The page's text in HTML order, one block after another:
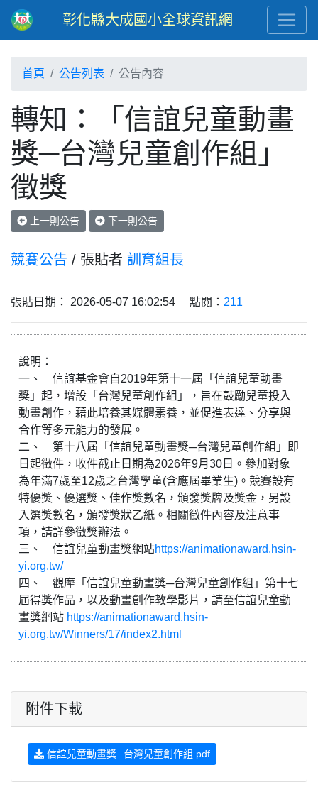
彰化縣大成國小全球資訊網
首頁 公告列表 公告內容
轉知：「信誼兒童動畫
獎─台灣兒童創作組」
徵獎
上一則公告 下一則公告
競賽公告 / 張貼者 訓育組長
張貼日期： 2026-05-07 16:02:54 點閱： 211
說明：
一、 信誼基金會自2019年第十一屆「信誼兒童動畫
獎」起，增設「台灣兒童創作組」，旨在鼓勵兒童投入
動畫創作，藉此培養其媒體素養，並促進表達、分享與
合作等多元能力的發展。
二、 第十八屆「信誼兒童動畫獎─台灣兒童創作組」即
日起徵件，收件截止日期為2026年9月30日。參加對象
為年滿7歲至12歲之台灣學童(含應屆畢業生)。競賽設有
特優獎、優選獎、佳作獎數名，頒發獎牌及獎金，另設
入選獎數名，頒發獎狀乙紙。相關徵件內容及注意事
項，請詳參徵獎辦法。
三、 信誼兒童動畫獎網站https://animationaward.hsin-
yi.org.tw/
四、 觀摩「信誼兒童動畫獎─台灣兒童創作組」第十七
屆得獎作品，以及動畫創作教學影片，請至信誼兒童動
畫獎網站 https://animationaward.hsin-
yi.org.tw/Winners/17/index2.html
附件下載
信誼兒童動畫獎─台灣兒童創作組.pdf